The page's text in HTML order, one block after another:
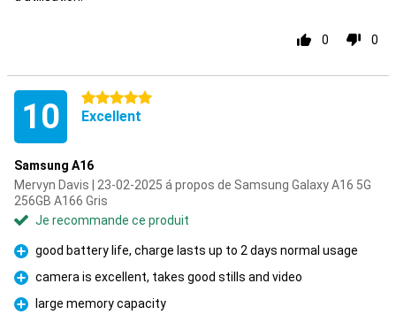
0 0
10 5 étoiles
Excellent
Samsung A16
Mervyn Davis | 23-02-2025 á propos de Samsung Galaxy A16 5G
256GB A166 Gris
Je recommande ce produit
Pour
good battery life, charge lasts up to 2 days normal usage
Pour
camera is excellent, takes good stills and video
Pour
large memory capacity